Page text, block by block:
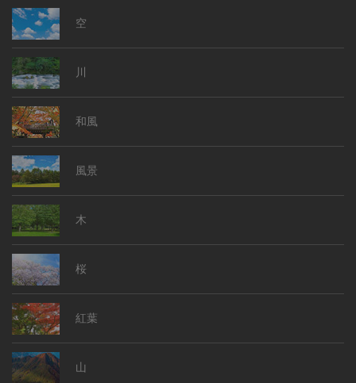
空
川
和風
風景
木
桜
紅葉
山